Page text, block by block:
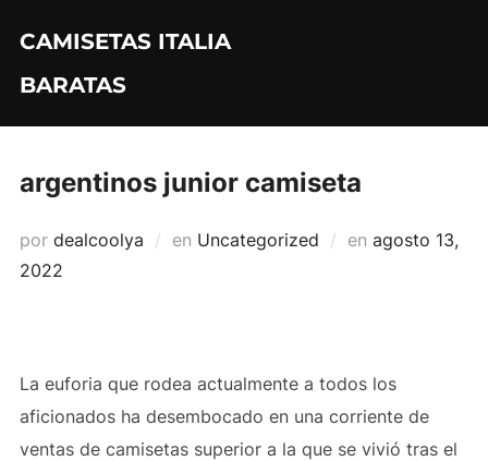
contenido
CAMISETAS ITALIA
BARATAS
argentinos junior camiseta
por dealcoolya en Uncategorized en Publicado
agosto 13,
2022
La euforia que rodea actualmente a todos los
aficionados ha desembocado en una corriente de
ventas de camisetas superior a la que se vivió tras el